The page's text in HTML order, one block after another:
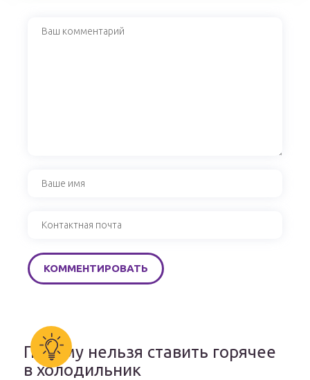
Почему нельзя ставить горячее
в холодильник